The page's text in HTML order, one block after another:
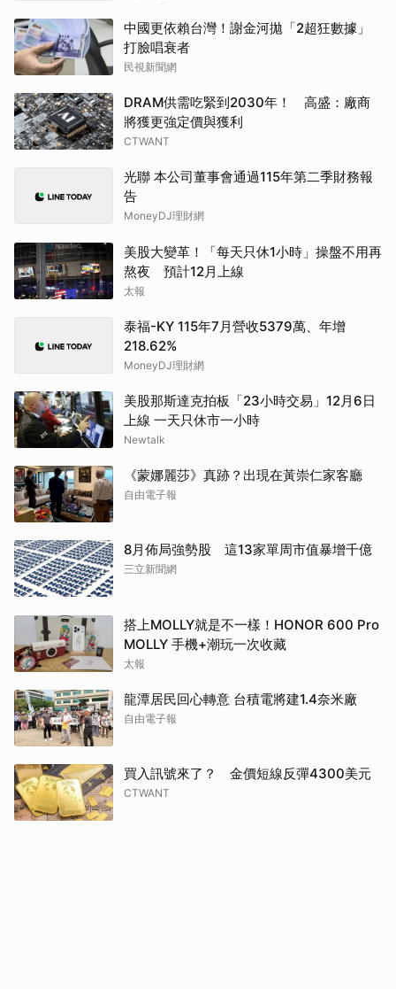
中國更依賴台灣！謝金河拋「2超狂數據」
打臉唱衰者
民視新聞網
DRAM供需吃緊到2030年！ 高盛：廠商
將獲更強定價與獲利
CTWANT
光聯 本公司董事會通過115年第二季財務報
告
MoneyDJ理財網
美股大變革！「每天只休1小時」操盤不用再
熬夜 預計12月上線
太報
泰福-KY 115年7月營收5379萬、年增
218.62%
MoneyDJ理財網
美股那斯達克拍板「23小時交易」12月6日
上線 一天只休市一小時
Newtalk
《蒙娜麗莎》真跡？出現在黃崇仁家客廳
自由電子報
8月佈局強勢股 這13家單周市值暴增千億
三立新聞網
搭上MOLLY就是不一樣！HONOR 600 Pro
MOLLY 手機+潮玩一次收藏
太報
龍潭居民回心轉意 台積電將建1.4奈米廠
自由電子報
買入訊號來了？ 金價短線反彈4300美元
CTWANT